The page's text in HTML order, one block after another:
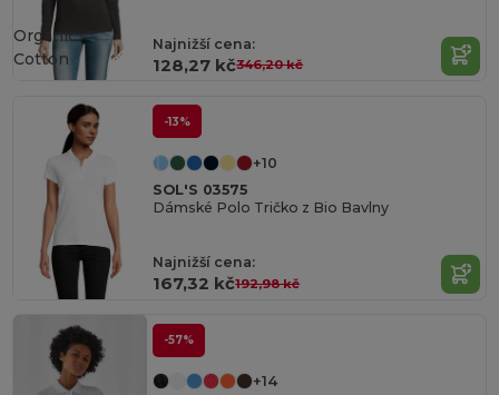
Najnižší cena:
128,27 kč346,20 kč
Organic
Cotton
-13%
+10
SOL'S 03575
Dámské Polo Tričko z Bio Bavlny
Najnižší cena:
167,32 kč192,98 kč
-57%
+14